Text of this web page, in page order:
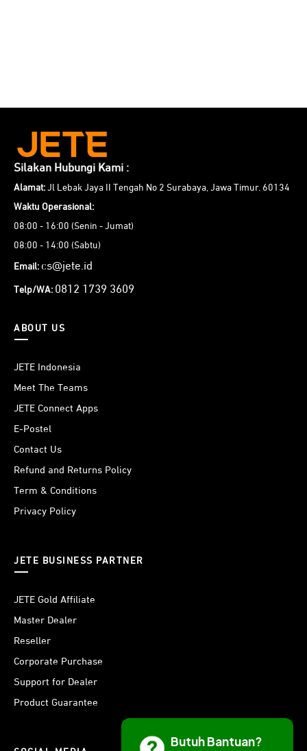
Silakan Hubungi Kami :
Alamat: Jl Lebak Jaya II Tengah No 2 Surabaya, Jawa Timur. 60134
Waktu Operasional:
08:00 - 16:00 (Senin - Jumat)
08:00 - 14:00 (Sabtu)
Email: cs@jete.id
Telp/WA: 0812 1739 3609
ABOUT US
JETE Indonesia
Meet The Teams
JETE Connect Apps
E-Postel
Contact Us
Refund and Returns Policy
Term & Conditions
Privacy Policy
JETE BUSINESS PARTNER
JETE Gold Affiliate
Master Dealer
Reseller
Corporate Purchase
Support for Dealer
Product Guarantee
Butuh Bantuan?